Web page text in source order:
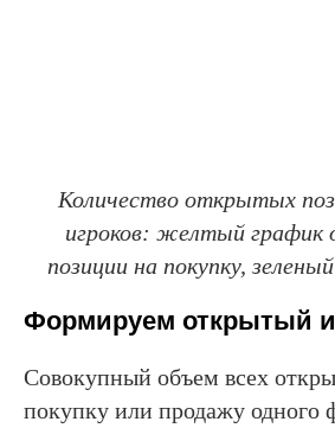
Количество открытых
игроков: желтый
позиции на покупку,
Формируем открытый
Совокупный объем всех
покупку или продажу одного